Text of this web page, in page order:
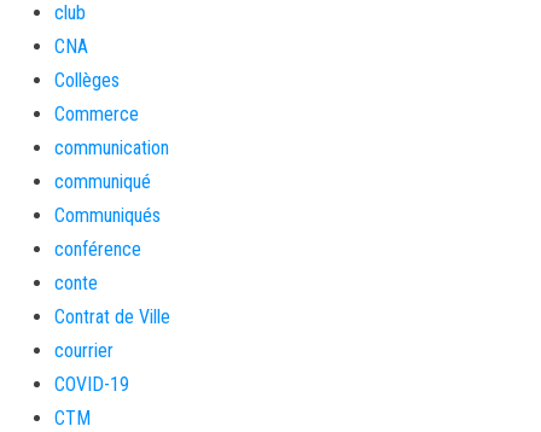
club
CNA
Collèges
Commerce
communication
communiqué
Communiqués
conférence
conte
Contrat de Ville
courrier
COVID-19
CTM